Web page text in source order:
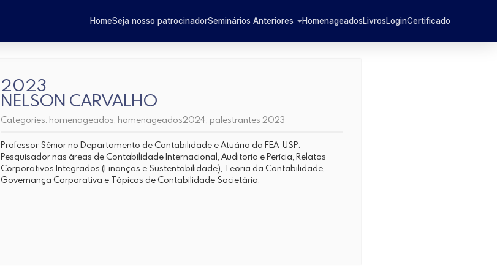
HomeSeja nosso patrocinadorSeminários Anteriores HomenageadosLivrosLoginCertificado
2023
NELSON CARVALHO
Categories: homenageados, homenageados2024, palestrantes 2023
Professor Sênior no Departamento de Contabilidade e Atuária da FEA-USP.
Pesquisador nas áreas de Contabilidade Internacional, Auditoria e Perícia, Relatos
Corporativos Integrados (Finanças e Sustentabilidade), Teoria da Contabilidade,
Governança Corporativa e Tópicos de Contabilidade Societária.